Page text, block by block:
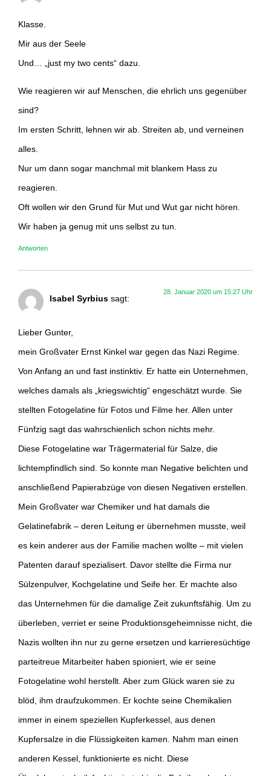
Klasse.
Mir aus der Seele
Und… „just my two cents“ dazu.
Wie reagieren wir auf Menschen, die ehrlich uns gegenüber
sind?
Im ersten Schritt, lehnen wir ab. Streiten ab, und verneinen
alles.
Nur um dann sogar manchmal mit blankem Hass zu
reagieren.
Oft wollen wir den Grund für Mut und Wut gar nicht hören.
Wir haben ja genug mit uns selbst zu tun.
Antworten
Isabel Syrbius sagt:
28. Januar 2020 um 15:27 Uhr
Lieber Gunter,
mein Großvater Ernst Kinkel war gegen das Nazi Regime.
Von Anfang an und fast instinktiv. Er hatte ein Unternehmen,
welches damals als „kriegswichtig“ engeschätzt wurde. Sie
stellten Fotogelatine für Fotos und Filme her. Allen unter
Fünfzig sagt das wahrschienlich schon nichts mehr.
Diese Fotogelatine war Trägermaterial für Salze, die
lichtempfindlich sind. So konnte man Negative belichten und
anschließend Papierabzüge von diesen Negativen erstellen.
Mein Großvater war Chemiker und hat damals die
Gelatinefabrik – deren Leitung er übernehmen musste, weil
es kein anderer aus der Familie machen wollte – mit vielen
Patenten darauf spezialisert. Davor stellte die Firma nur
Sülzenpulver, Kochgelatine und Seife her. Er machte also
das Unternehmen für die damalige Zeit zukunftsfähig. Um zu
überleben, verriet er seine Produktionsgeheimnisse nicht, die
Nazis wollten ihn nur zu gerne ersetzen und karrieresüchtige
parteitreue Mitarbeiter haben spioniert, wie er seine
Fotogelatine wohl herstellt. Aber zum Glück waren sie zu
blöd, ihm draufzukommen. Er kochte seine Chemikalien
immer in einem speziellen Kupferkessel, aus denen
Kupfersalze in die Flüssigkeiten kamen. Nahm man einen
anderen Kessel, funktionierte es nicht. Diese